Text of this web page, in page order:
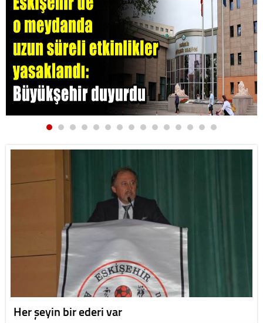
Her şeyin bir ederi var